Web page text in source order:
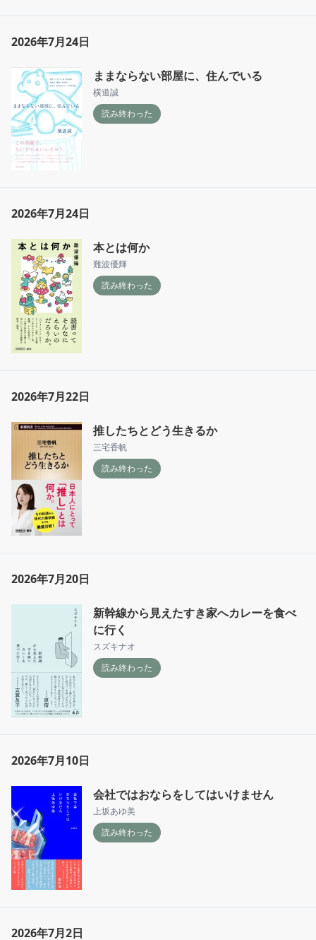
2026年7月24日
ままならない部屋に、住んでいる
横道誠
読み終わった
2026年7月24日
本とは何か
難波優輝
読み終わった
2026年7月22日
推したちとどう生きるか
三宅香帆
読み終わった
2026年7月20日
新幹線から見えたすき家へカレーを食べ
に行く
スズキナオ
読み終わった
2026年7月10日
会社ではおならをしてはいけません
上坂あゆ美
読み終わった
2026年7月2日